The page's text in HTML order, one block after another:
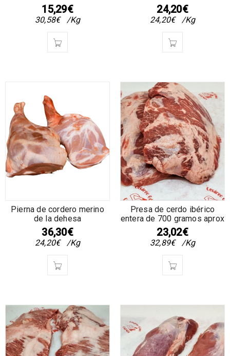
15,29€
30,58€ /Kg
24,20€
24,20€ /Kg
Pierna de cordero merino
de la dehesa
36,30€
24,20€ /Kg
Presa de cerdo ibérico
entera de 700 gramos aprox
23,02€
32,89€ /Kg